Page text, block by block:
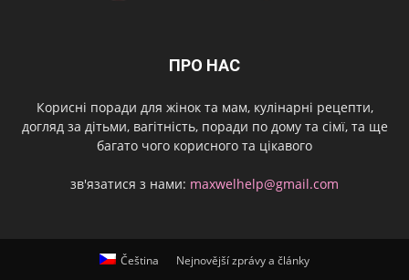
ПРО НАС
Корисні поради для жінок та мам, кулінарні рецепти,
догляд за дітьми, вагітність, поради по дому та сімї, та ще
багато чого корисного та цікавого
зв'язатися з нами: maxwelhelp@gmail.com
Čeština Nejnovější zprávy a články